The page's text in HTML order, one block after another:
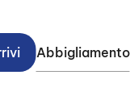
Abbigliamento